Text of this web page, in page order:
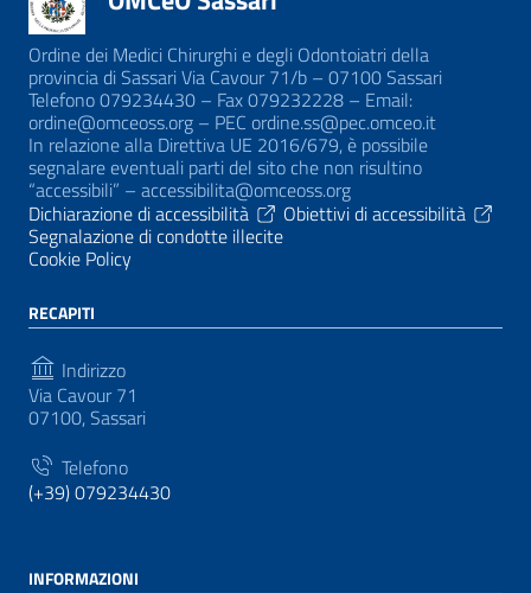
Ordine dei Medici Chirurghi e degli Odontoiatri della
provincia di Sassari Via Cavour 71/b – 07100 Sassari
Telefono 079234430 – Fax 079232228 – Email:
ordine@omceoss.org – PEC ordine.ss@pec.omceo.it
In relazione alla Direttiva UE 2016/679, è possibile
segnalare eventuali parti del sito che non risultino
“accessibili” – accessibilita@omceoss.org
Dichiarazione di accessibilità
Obiettivi di accessibilità
Segnalazione di condotte illecite
Cookie Policy
RECAPITI
Indirizzo
Via Cavour 71
07100, Sassari
Telefono
(+39) 079234430
INFORMAZIONI